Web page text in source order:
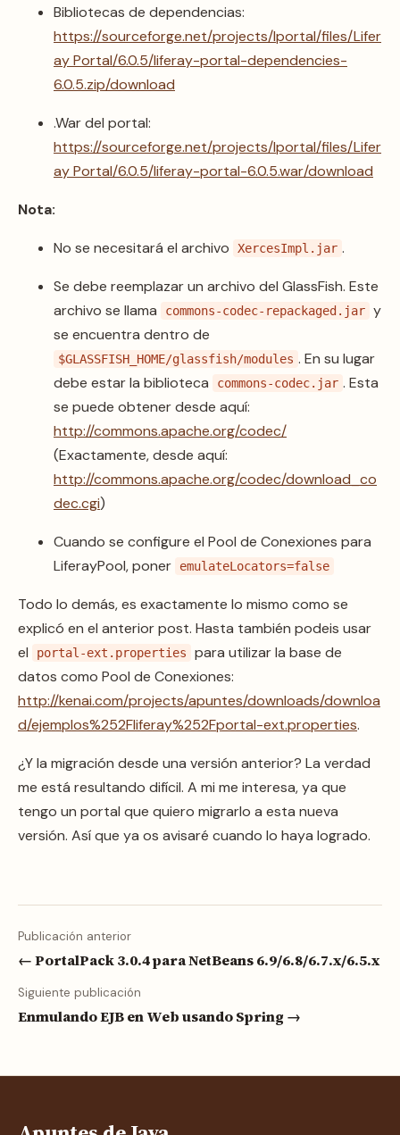
Bibliotecas de dependencias:
https://sourceforge.net/projects/lportal/files/Lifer
ay Portal/6.0.5/liferay-portal-dependencies-
6.0.5.zip/download
.War del portal:
https://sourceforge.net/projects/lportal/files/Lifer
ay Portal/6.0.5/liferay-portal-6.0.5.war/download
Nota:
No se necesitará el archivo XercesImpl.jar .
Se debe reemplazar un archivo del GlassFish. Este
archivo se llama
commons-codec-repackaged.jar y
se encuentra dentro de
$GLASSFISH_HOME/glassfish/modules . En su lugar
debe estar la biblioteca
commons-codec.jar . Esta
se puede obtener desde aquí:
http://commons.apache.org/codec/
(Exactamente, desde aquí:
http://commons.apache.org/codec/download_co
dec.cgi)
Cuando se configure el Pool de Conexiones para
LiferayPool, poner
emulateLocators=false
Todo lo demás, es exactamente lo mismo como se
explicó en el anterior post. Hasta también podeis usar
el
portal-ext.properties
para utilizar la base de
datos como Pool de Conexiones:
http://kenai.com/projects/apuntes/downloads/downloa
d/ejemplos%252Fliferay%252Fportal-ext.properties.
¿Y la migración desde una versión anterior? La verdad
me está resultando difícil. A mi me interesa, ya que
tengo un portal que quiero migrarlo a esta nueva
versión. Así que ya os avisaré cuando lo haya logrado.
Publicación anterior
← PortalPack 3.0.4 para NetBeans 6.9/6.8/6.7.x/6.5.x
Siguiente publicación
Enmulando EJB en Web usando Spring →